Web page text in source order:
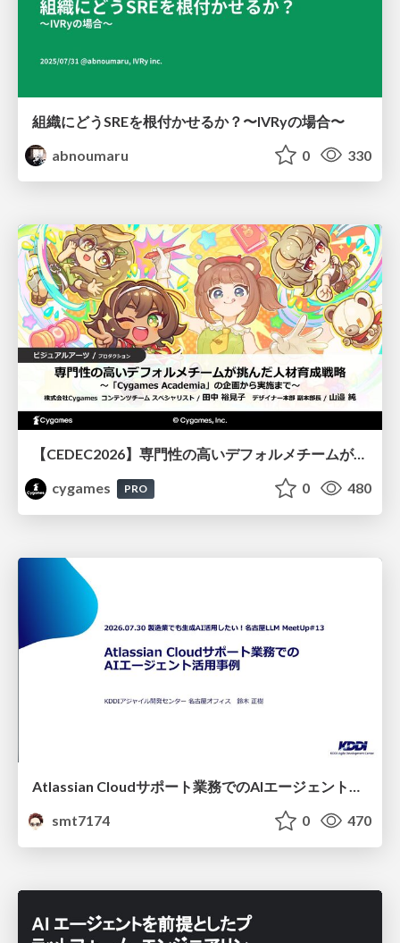
組織にどうSREを根付かせるか？〜IVRyの場合〜
abnoumaru
0 330
【CEDEC2026】専門性の高いデフォルメチームが挑んだ人材育成戦略 〜Cygames Academiaの企画から実施まで〜
cygames
PRO 0 480
Atlassian Cloudサポート業務でのAIエージェント活用事例
smt7174
0 470